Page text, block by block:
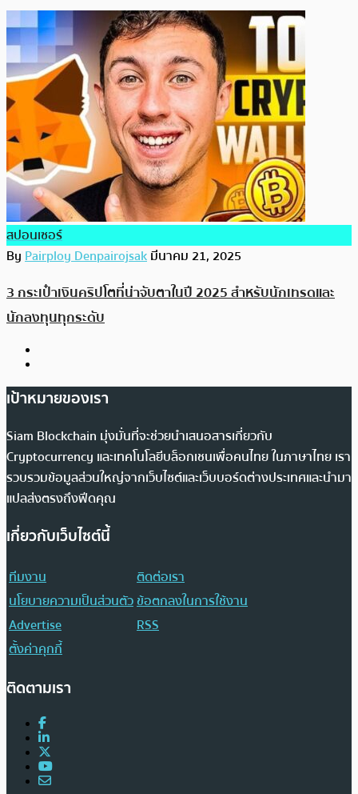
สปอนเซอร์
ByPairploy Denpairojsakมีนาคม 21, 2025
3 กระเป๋าเงินคริปโตที่น่าจับตาในปี 2025 สำหรับนักเทรดและ
นักลงทุนทุกระดับ
เป้าหมายของเรา
Siam Blockchain มุ่งมั่นที่จะช่วยนำเสนอสารเกี่ยวกับ
Cryptocurrency และเทคโนโลยีบล็อกเชนเพื่อคนไทย ในภาษาไทย เรา
รวบรวมข้อมูลส่วนใหญ่จากเว็บไซต์และเว็บบอร์ดต่างประเทศและนำมา
แปลส่งตรงถึงฟีดคุณ
เกี่ยวกับเว็บไซต์นี้
ทีมงาน
ติดต่อเรา
นโยบายความเป็นส่วนตัวข้อตกลงในการใช้งาน
Advertise
RSS
ตั้งค่าคุกกี้
ติดตามเรา